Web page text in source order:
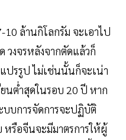
ล้านกิโลกรัม จะเอาไป
วงจรหลังจากตัดแล้วก็
ปรรูป ไม่เช่นนั้นก็จะเน่า
นต่ำสุดในรอบ 20 ปี หาก
บบการจัดการจะปฏิบัติ
หรือจีนจะมีมาตรการให้ผู้